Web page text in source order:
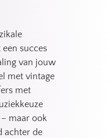
succes
van jouw
met vintage
met
maar ook
achter de